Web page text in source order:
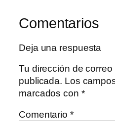
Comentarios
Deja una respuesta
Tu dirección de
publicada. Los
marcados con *
Comentario *